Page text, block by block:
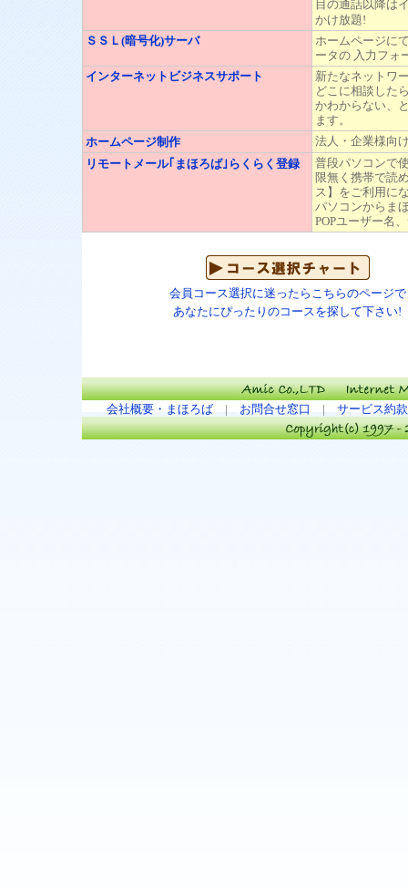
目の通話以降は
かけ放題!
ＳＳＬ(暗号化)サーバ
ホームページに
ータの 入力フォ
インターネットビジネスサポート
新たなネットワ
どこに相談した
かわからない、
ます。
ホームページ制作
法人・企業様向
リモートメール｢まほろば｣らくらく登録
普段パソコンで
限無く携帯で読
ス】をご利用に
パソコンからま
POPユーザー名
会員コース選択に迷ったらこちらのページで
あなたにぴったりのコースを探して下さい!
会社概要・まほろば | お問合せ窓口 | サービス約款